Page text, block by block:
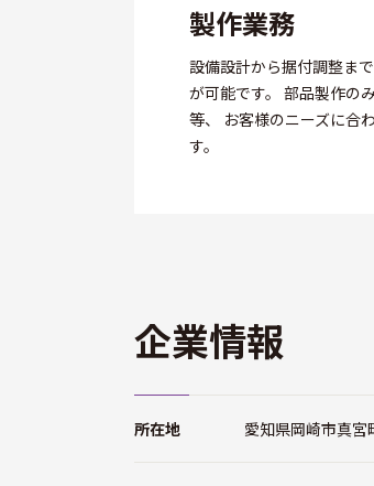
製作業務
設備設計から据付調整ま
が可能です。 部品製作の
等、 お客様のニーズに合
す。
企業情報
所在地 愛知県岡崎市真宮